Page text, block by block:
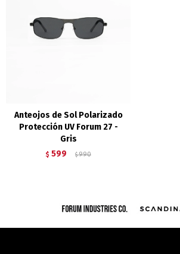
Anteojos de Sol Polarizado
Protección UV Forum 27 -
Gris
$ 599 $ 990